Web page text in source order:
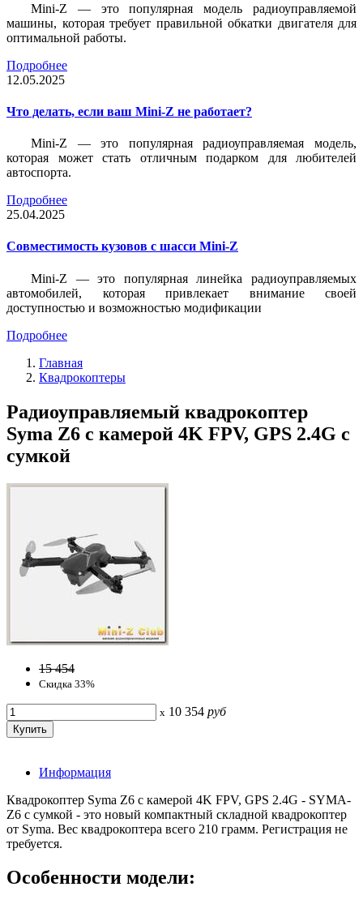
Mini-Z — это популярная модель радиоуправляемой
машины, которая требует правильной обкатки двигателя для
оптимальной работы.
Подробнее
12.05.2025
Что делать, если ваш Mini-Z не работает?
Mini-Z — это популярная радиоуправляемая модель,
которая может стать отличным подарком для любителей
автоспорта.
Подробнее
25.04.2025
Совместимость кузовов с шасси Mini-Z
Mini-Z — это популярная линейка радиоуправляемых
автомобилей, которая привлекает внимание своей
доступностью и возможностью модификации
Подробнее
Главная
Квадрокоптеры
Радиоуправляемый квадрокоптер
Syma Z6 с камерой 4K FPV, GPS 2.4G с
сумкой
15 454
Скидка 33%
x 10 354 руб
Информация
Квадрокоптер Syma Z6 с камерой 4K FPV, GPS 2.4G - SYMA-
Z6 с сумкой - это новый компактный складной квадрокоптер
от Syma. Вес квадрокоптера всего 210 грамм. Регистрация не
требуется.
Особенности модели: